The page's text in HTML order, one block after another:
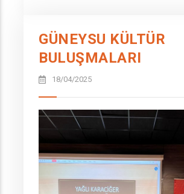
GÜNEYSU KÜLTÜR
BULUŞMALARI
18/04/2025